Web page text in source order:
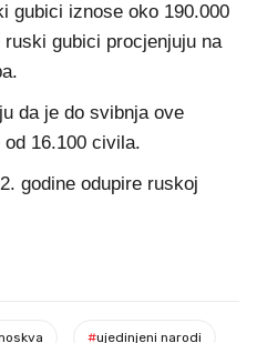
gubici iznose oko 190.000
gubici procjenjuju na
da je do svibnja ove
16.100 civila.
godine odupire ruskoj
#ujedinjeni narodi